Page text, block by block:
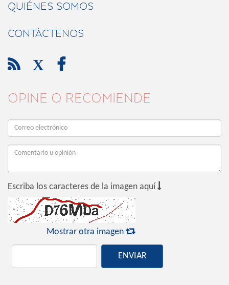
QUIÉNES SOMOS
CONTÁCTENOS
 X 
OPINE O RECOMIENDE
Escriba los caracteres de la imagen aquí 
Mostrar otra imagen 
ENVIAR